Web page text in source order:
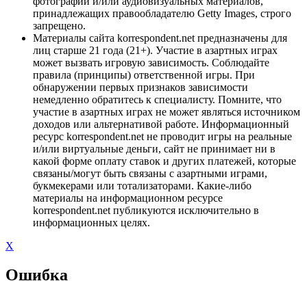
принадлежащих правообладателю Getty Images, строго
запрещено.
Материалы сайта korrespondent.net предназначены для
лиц старше 21 года (21+). Участие в азартных играх
может вызвать игровую зависимость. Соблюдайте
правила (принципы) ответственной игры. При
обнаружении первых признаков зависимости
немедленно обратитесь к специалисту. Помните, что
участие в азартных играх не может являться источником
доходов или альтернативой работе. Информационный
ресурс korrespondent.net не проводит игры на реальные
и/или виртуальные деньги, сайт не принимает ни в
какой форме оплату ставок и других платежей, которые
связаны/могут быть связаны с азартными играми,
букмекерами или тотализаторами. Какие-либо
материалы на информационном ресурсе
korrespondent.net публикуются исключительно в
информационных целях.
X
Ошибка